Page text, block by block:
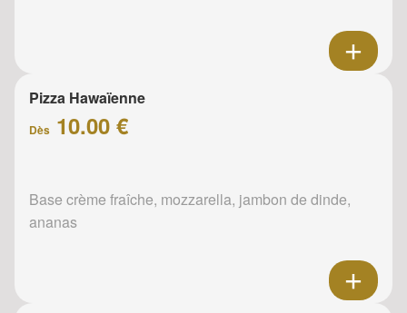
Pizza Hawaïenne
Dès 10.00 €
Base crème fraîche, mozzarella, jambon de dinde,
ananas